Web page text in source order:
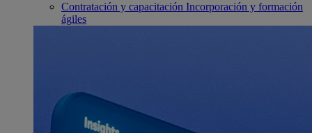
Contratación y capacitación Incorporación y formación
ágiles